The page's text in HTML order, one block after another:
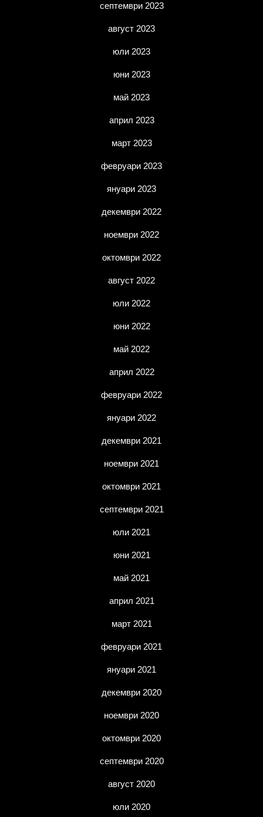
септември 2023
август 2023
юли 2023
юни 2023
май 2023
април 2023
март 2023
февруари 2023
януари 2023
декември 2022
ноември 2022
октомври 2022
август 2022
юли 2022
юни 2022
май 2022
април 2022
февруари 2022
януари 2022
декември 2021
ноември 2021
октомври 2021
септември 2021
юли 2021
юни 2021
май 2021
април 2021
март 2021
февруари 2021
януари 2021
декември 2020
ноември 2020
октомври 2020
септември 2020
август 2020
юли 2020